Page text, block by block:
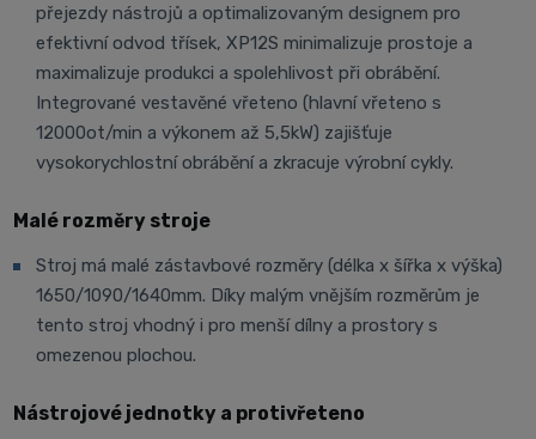
přejezdy nástrojů a optimalizovaným designem pro
efektivní odvod třísek, XP12S minimalizuje prostoje a
maximalizuje produkci a spolehlivost při obrábění.
Integrované vestavěné vřeteno (hlavní vřeteno s
12000ot/min a výkonem až 5,5kW) zajišťuje
vysokorychlostní obrábění a zkracuje výrobní cykly.
Malé rozměry stroje
Stroj má malé zástavbové rozměry (délka x šířka x výška)
1650/1090/1640mm. Díky malým vnějším rozměrům je
tento stroj vhodný i pro menší dílny a prostory s
omezenou plochou.
Nástrojové jednotky a protivřeteno